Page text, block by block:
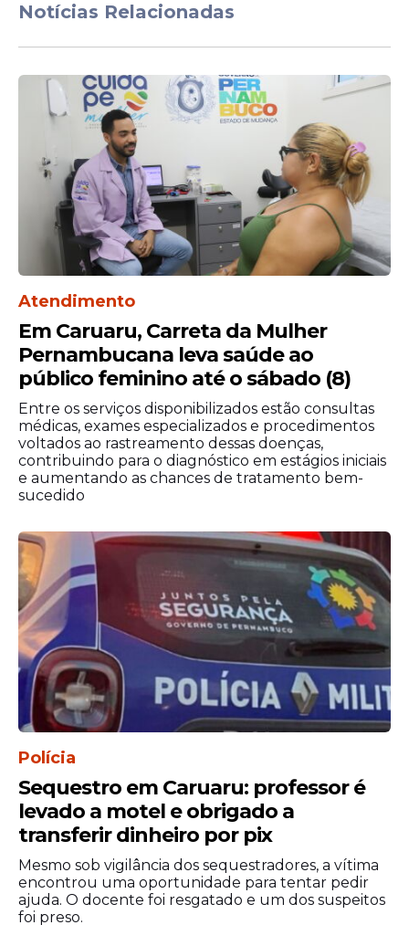
“Estamos muito felizes em ver que o
Governo do Estado tem feito o melhor pela
nossa cidade. São obras e investimentos que
têm proporcionado dias melhores para
Caruaru, e a população da Zona Rural, claro,
não poderia ficar de fora”, afirmou a gestora
municipal.
Aeroporto
Durante a visita à Capital do Agreste, o
governador em exercício conheceu o
projeto de modernização do Aeroporto
Oscar Laranjeira, em Caruaru.
Com investimento estimado em R$ 138
milhões do Governo do Estado, a iniciativa
tem como objetivo ampliar a infraestrutura
aeroportuária e impulsionar o
desenvolvimento econômico da região.
O secretário interino de Mobilidade e
Infraestrutura (Semobi), Pedro Neves,
explicou asobras previstaspara o
equipamento.
"A pista atual, com aproximadamente 1.800
Notícias Relacionadas
Atendimento
Em Caruaru, Carreta da Mulher
Pernambucana leva saúde ao
público feminino até o sábado (8)
Entre os serviços disponibilizados estão consultas
médicas, exames especializados e procedimentos
voltados ao rastreamento dessas doenças,
contribuindo para o diagnóstico em estágios iniciais
e aumentando as chances de tratamento bem-
sucedido
Polícia
Sequestro em Caruaru: professor é
levado a motel e obrigado a
transferir dinheiro por pix
Mesmo sob vigilância dos sequestradores, a vítima
encontrou uma oportunidade para tentar pedir
ajuda. O docente foi resgatado e um dos suspeitos
foi preso.